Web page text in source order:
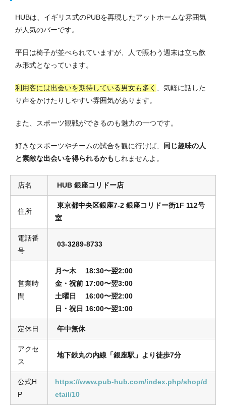
HUBは、イギリス式のPUBを再現したアットホームな雰囲気
が人気のバーです。
平日は椅子が並べられていますが、人で賑わう週末は立ち飲
み形式となっています。
利用客には出会いを期待している男女も多く 、気軽に話した
り声をかけたりしやすい雰囲気があります。
また、スポーツ観戦ができるのも魅力の一つです。
好きなスポーツやチームの試合を観に行けば、
同じ趣味の人
と素敵な出会いを得られるかも しれませんよ。
店名 HUB 銀座コリドー店
住所
東京都中央区銀座7-2 銀座コリドー街1F 112号
室
電話番
号
03-3289-8733
営業時
間
月〜木 18:30〜翌2:00
金・祝前 17:00〜翌3:00
土曜日 16:00〜翌2:00
日・祝日 16:00〜翌1:00
定休日 年中無休
アクセ
ス
地下鉄丸の内線「銀座駅」より徒歩7分
公式H
P
https://www.pub-hub.com/index.php/shop/d
etail/10